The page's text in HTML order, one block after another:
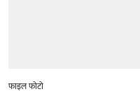
फाइल फोटो